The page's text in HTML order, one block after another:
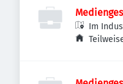
Im